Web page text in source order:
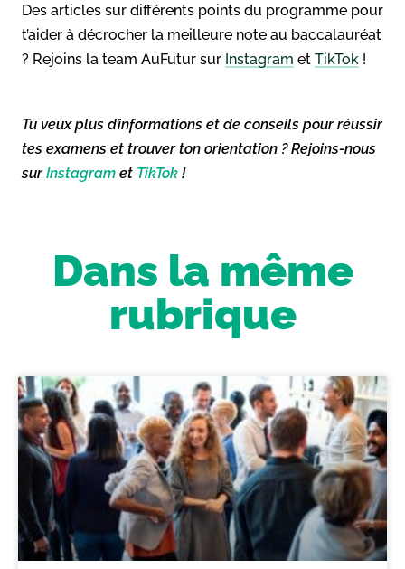
Des articles sur différents points du programme pour
t’aider à décrocher la meilleure note au baccalauréat
? Rejoins la team AuFutur sur Instagram et TikTok !
Tu veux plus d’informations et de conseils pour réussir
tes examens et trouver ton orientation ? Rejoins-nous
surInstagram et TikTok !
Dans la même
rubrique